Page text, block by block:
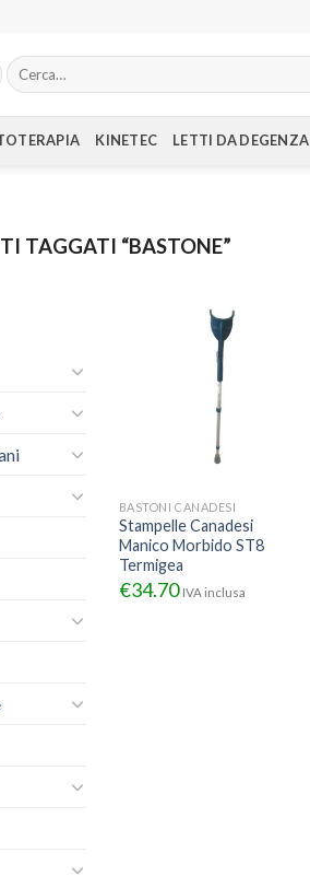
Cerca:
KINETEC LETTI DA DEGENZA
TAGGATI “BASTONE”
BASTONI CANADESI
Stampelle Canadesi
Manico Morbido ST8
Termigea
€34.70 IVA inclusa